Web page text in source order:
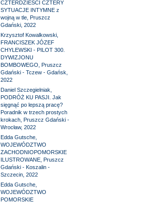
CZTERDZIEŚCI CZTERY
SYTUACJE INTYMNE z
wojną w tle, Pruszcz
Gdański, 2022
Krzysztof Kowalkowski,
FRANCISZEK JÓZEF
CHYLEWSKI - PILOT 300.
DYWIZJONU
BOMBOWEGO, Pruszcz
Gdański - Tczew - Gdańsk,
2022
Daniel Szczegielniak,
PODRÓŻ KU PASJI. Jak
sięgnąć po lepszą pracę?
Poradnik w trzech prostych
krokach, Pruszcz Gdański -
Wrocław, 2022
Edda Gutsche,
WOJEWÓDZTWO
ZACHODNIOPOMORSKIE
ILUSTROWANE, Pruszcz
Gdański - Koszalin -
Szczecin, 2022
Edda Gutsche,
WOJEWÓDZTWO
POMORSKIE